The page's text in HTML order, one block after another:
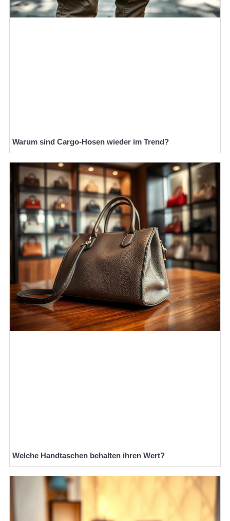
Warum sind Cargo-Hosen wieder im Trend?
Welche Handtaschen behalten ihren Wert?